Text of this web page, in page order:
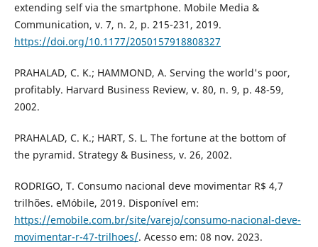
extending self via the smartphone. Mobile Media &
Communication, v. 7, n. 2, p. 215-231, 2019.
https://doi.org/10.1177/2050157918808327
PRAHALAD, C. K.; HAMMOND, A. Serving the world's poor,
profitably. Harvard Business Review, v. 80, n. 9, p. 48-59,
2002.
PRAHALAD, C. K.; HART, S. L. The fortune at the bottom of
the pyramid. Strategy & Business, v. 26, 2002.
RODRIGO, T. Consumo nacional deve movimentar R$ 4,7
trilhões. eMóbile, 2019. Disponível em:
https://emobile.com.br/site/varejo/consumo-nacional-deve-
movimentar-r-47-trilhoes/. Acesso em: 08 nov. 2023.